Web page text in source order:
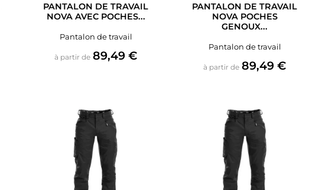
PANTALON DE TRAVAIL
NOVA AVEC POCHES...
Pantalon de travail
à partir de Prix
89,49 €
PANTALON DE TRAVAIL
NOVA POCHES
GENOUX...
Pantalon de travail
à partir de Prix
89,49 €